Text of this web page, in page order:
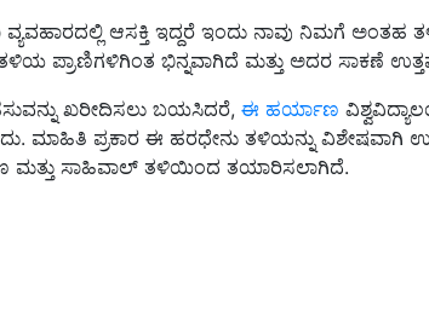
ಆಸಕ್ತಿ ಇದ್ದರೆ ಇಂದು ನಾವು ನಿಮಗೆ ಅಂತಹ
ಪ್ರಾಣಿಗಳಿಗಿಂತ ಭಿನ್ನವಾಗಿದೆ ಮತ್ತು ಅದರ ಸಾಕಣೆ
ಖರೀದಿಸಲು ಬಯಸಿದರೆ, ಈ ಹರ್ಯಾಣ
ಮಾಹಿತಿ ಪ್ರಕಾರ ಈ ಹರಧೇನು ತಳಿಯನ್ನು
ಮತ್ತು ಸಾಹಿವಾಲ್ ತಳಿಯಿಂದ ತಯಾರಿಸಲಾಗಿದೆ.